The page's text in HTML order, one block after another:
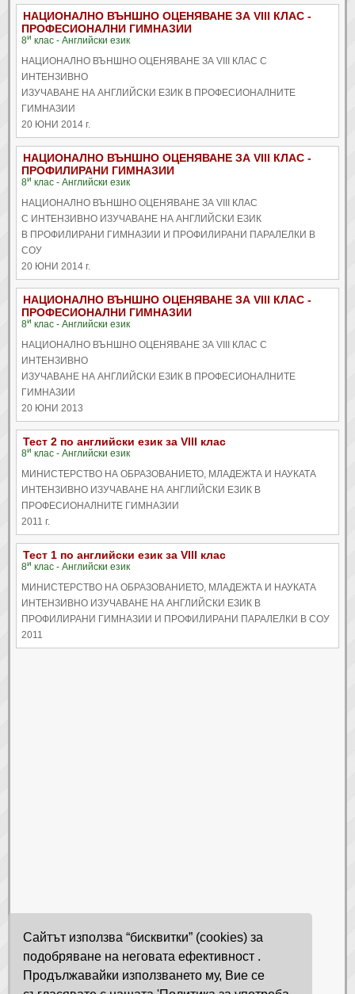
Сайтът използва “бисквитки” (cookies) за
подобряване на неговата ефективност .
Продължавайки използването му, Вие се
НАЦИОНАЛНО ВЪНШНО ОЦЕНЯВАНЕ ЗА VIII КЛАС -
ПРОФЕСИОНАЛНИ ГИМНАЗИИ
8и клас - Английски език
НАЦИОНАЛНО ВЪНШНО ОЦЕНЯВАНЕ ЗА VIII КЛАС С
ИНТЕНЗИВНО
ИЗУЧАВАНЕ НА АНГЛИЙСКИ ЕЗИК В ПРОФЕСИОНАЛНИТЕ
ГИМНАЗИИ
20 ЮНИ 2014 г.
НАЦИОНАЛНО ВЪНШНО ОЦЕНЯВАНЕ ЗА VIII КЛАС -
ПРОФИЛИРАНИ ГИМНАЗИИ
8и клас - Английски език
НАЦИОНАЛНО ВЪНШНО ОЦЕНЯВАНЕ ЗА VIII КЛАС
С ИНТЕНЗИВНО ИЗУЧАВАНЕ НА АНГЛИЙСКИ ЕЗИК
В ПРОФИЛИРАНИ ГИМНАЗИИ И ПРОФИЛИРАНИ ПАРАЛЕЛКИ В
СОУ
20 ЮНИ 2014 г.
НАЦИОНАЛНО ВЪНШНО ОЦЕНЯВАНЕ ЗА VIII КЛАС -
ПРОФЕСИОНАЛНИ ГИМНАЗИИ
8и клас - Английски език
НАЦИОНАЛНО ВЪНШНО ОЦЕНЯВАНЕ ЗА VIII КЛАС С
ИНТЕНЗИВНО
ИЗУЧАВАНЕ НА АНГЛИЙСКИ ЕЗИК В ПРОФЕСИОНАЛНИТЕ
ГИМНАЗИИ
20 ЮНИ 2013
Тест 2 по английски език за VIII клас
8и клас - Английски език
МИНИСТЕРСТВО НА ОБРАЗОВАНИЕТО, МЛАДЕЖТА И НАУКАТА
ИНТЕНЗИВНО ИЗУЧАВАНЕ НА АНГЛИЙСКИ ЕЗИК В
ПРОФЕСИОНАЛНИТЕ ГИМНАЗИИ
2011 г.
Тест 1 по английски език за VIII клас
8и клас - Английски език
МИНИСТЕРСТВО НА ОБРАЗОВАНИЕТО, МЛАДЕЖТА И НАУКАТА
ИНТЕНЗИВНО ИЗУЧАВАНЕ НА АНГЛИЙСКИ ЕЗИК В
ПРОФИЛИРАНИ ГИМНАЗИИ И ПРОФИЛИРАНИ ПАРАЛЕЛКИ В СОУ
2011